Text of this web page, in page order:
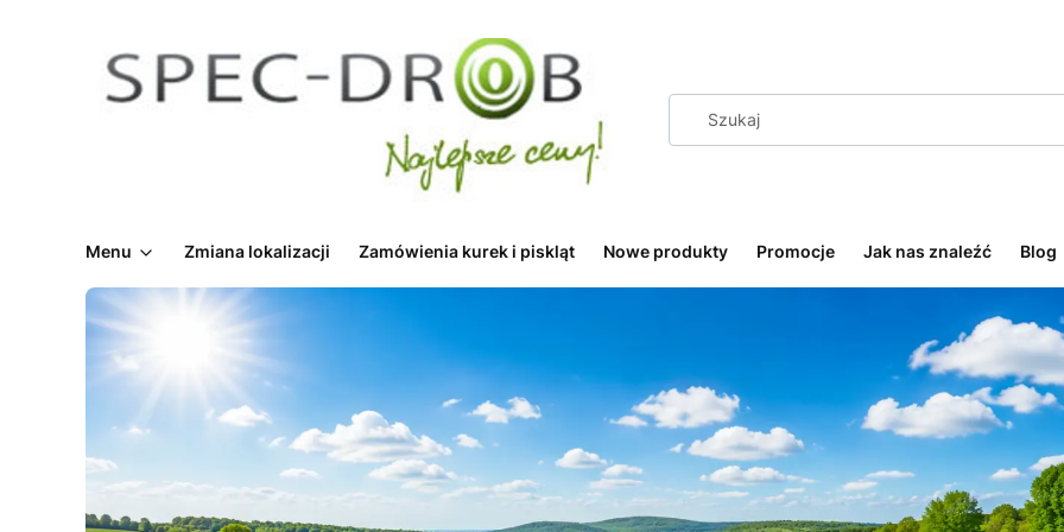
Menu Zmiana lokalizacji Zamówienia kurek i piskląt Nowe produkty Promocje Jak nas znaleźć Blog